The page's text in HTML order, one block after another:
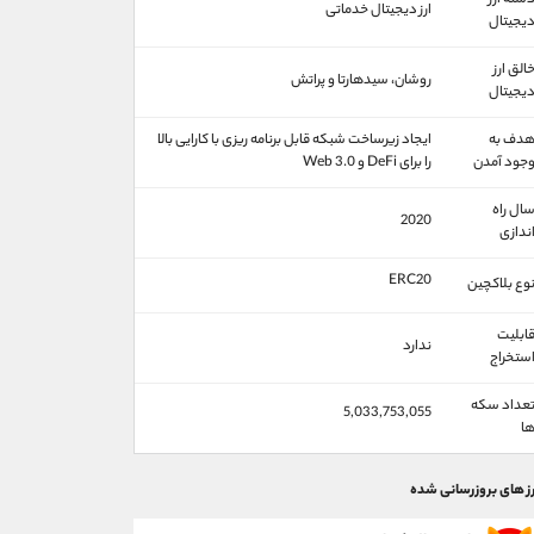
دیجیتال
ارز دیجیتال خدماتی
خالق ارز
دیجیتال
روشان، سیدهارتا و پراتش
هدف به
وجود آمدن
ایجاد زیرساخت شبکه قابل برنامه ریزی با کارایی بالا
را برای DeFi و Web 3.0
سال راه
اندازی
2020
نوع بلاکچین ERC20
قابلیت
استخراج
ندارد
تعداد سکه
ها
5,033,753,055
های بروزرسانی شده